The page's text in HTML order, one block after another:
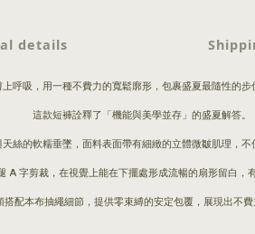
details
上呼吸，用一種不費力的寬鬆廓形，包裹盛夏最隨性的步
這款短褲詮釋了「機能與美學並存」的盛夏解答。
絲的軟糯垂墜，面料表面帶有細緻的立體微皺肌理，
A 字剪裁，在視覺上能在下擺處形成流暢的扇形留白，
搭配本布抽繩細節，提供零束縛的安定包覆，展現出不費